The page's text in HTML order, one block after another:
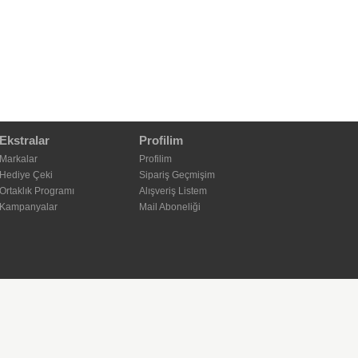
Ekstralar
Markalar
Hediye Çeki
Ortaklık Programı
Kampanyalar
Profilim
Profilim
Sipariş Geçmişim
Alışveriş Listem
Mail Aboneliği